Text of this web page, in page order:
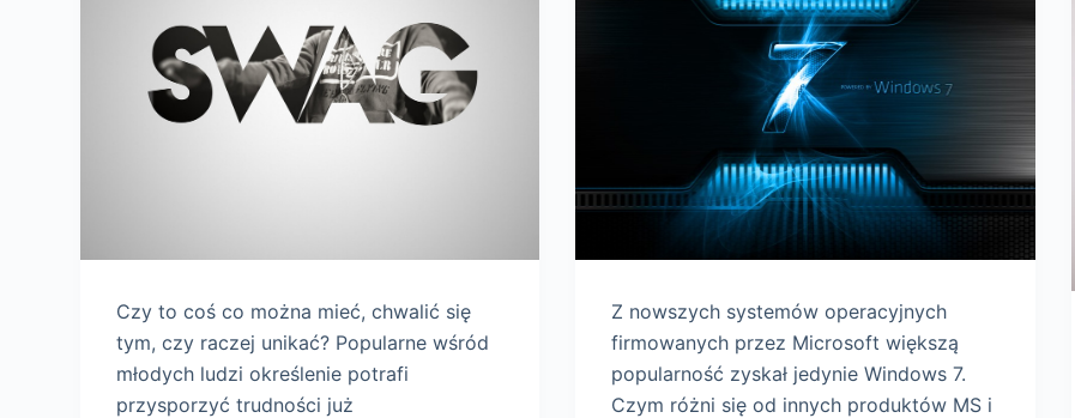
Czy to coś co można mieć, chwalić się
tym, czy raczej unikać? Popularne wśród
młodych ludzi określenie potrafi
przysporzyć trudności już
Z nowszych systemów operacyjnych
firmowanych przez Microsoft większą
popularność zyskał jedynie Windows 7.
Czym różni się od innych produktów MS i